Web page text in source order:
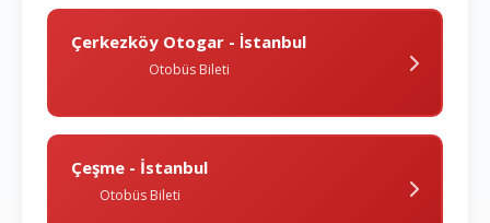
Çerkezköy Otogar - İstanbul
Otobüs Bileti
Çeşme - İstanbul
Otobüs Bileti